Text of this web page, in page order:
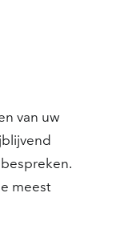
van uw
meest